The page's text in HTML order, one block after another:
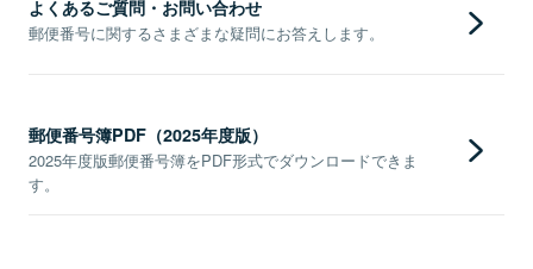
よくあるご質問・お問い合わせ
郵便番号に関するさまざまな疑問にお答えします。
郵便番号簿PDF（2025年度版）
2025年度版郵便番号簿をPDF形式でダウンロードできま
す。